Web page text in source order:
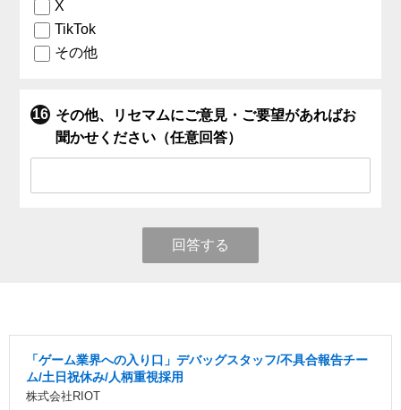
X
TikTok
その他
その他、リセマムにご意見・ご要望があればお
聞かせください（任意回答）
回答する
「ゲーム業界への入り口」デバッグスタッフ/不具合報告チー
ム/土日祝休み/人柄重視採用
株式会社RIOT